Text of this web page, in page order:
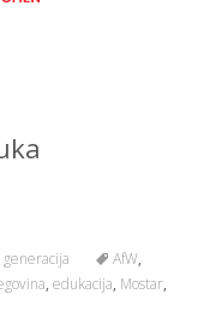
AfW,
, edukacija, Mostar,